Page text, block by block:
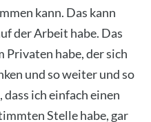
kann. Das kann
der Arbeit habe. Das
Pri­va­ten habe, der sich
und so wei­ter und so
dass ich ein­fach einen
Stel­le habe, gar